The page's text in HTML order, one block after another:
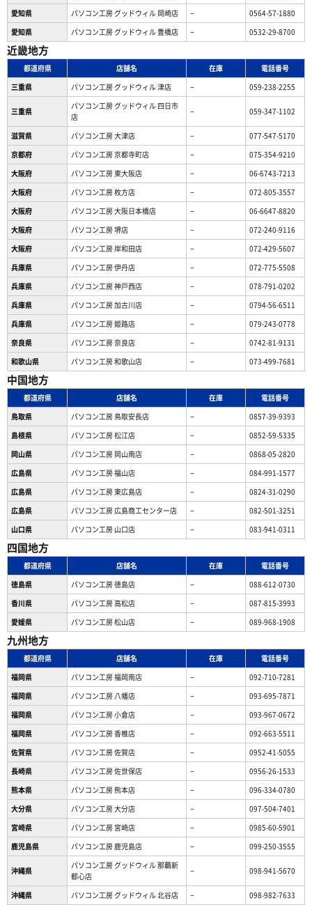
愛知県
パソコン工房 グッドウィル 岡崎店 −
0564-57-1880
愛知県
パソコン工房 グッドウィル 豊橋店 − 0532-29-8700
近畿地方
都道府県 店舗名 在庫
電話番号
三重県
パソコン工房 グッドウィル 津店 − 059-238-2255
三重県
パソコン工房 グッドウィル 四日市
店
− 059-347-1102
滋賀県 パソコン工房 大津店 −
077-547-5170
京都府
パソコン工房 京都寺町店 −
075-354-9210
大阪府
パソコン工房 東大阪店 −
06-6743-7213
大阪府
パソコン工房 枚方店 −
072-805-3557
大阪府
パソコン工房 大阪日本橋店 −
06-6647-8820
大阪府
パソコン工房 堺店 −
072-240-9116
大阪府
パソコン工房 岸和田店 −
072-429-5607
兵庫県
パソコン工房 伊丹店 −
072-775-5508
兵庫県
パソコン工房 神戸西店 −
078-791-0202
兵庫県
パソコン工房 加古川店 −
0794-56-6511
兵庫県
パソコン工房 姫路店 −
079-243-0778
奈良県
パソコン工房 奈良店 −
0742-81-9131
和歌山県
パソコン工房 和歌山店 − 073-499-7681
中国地方
都道府県 店舗名 在庫
電話番号
鳥取県
パソコン工房 鳥取安長店 −
0857-39-9393
島根県
パソコン工房 松江店 −
0852-59-5335
岡山県
パソコン工房 岡山南店 −
0868-05-2820
広島県
パソコン工房 福山店 −
084-991-1577
広島県
パソコン工房 東広島店 −
0824-31-0290
広島県
パソコン工房 広島商工センター店 −
082-501-3251
山口県
パソコン工房 山口店 − 083-941-0311
四国地方
都道府県 店舗名 在庫
電話番号
徳島県
パソコン工房 徳島店 −
088-612-0730
香川県
パソコン工房 高松店 −
087-815-3993
愛媛県
パソコン工房 松山店 − 089-968-1908
九州地方
都道府県 店舗名 在庫
電話番号
福岡県
パソコン工房 福岡南店 −
092-710-7281
福岡県
パソコン工房 八幡店 −
093-695-7871
福岡県
パソコン工房 小倉店 −
093-967-0672
福岡県
パソコン工房 香椎店 −
092-663-5511
佐賀県
パソコン工房 佐賀店 −
0952-41-5055
長崎県
パソコン工房 佐世保店 −
0956-26-1533
熊本県
パソコン工房 熊本店 −
096-334-0780
大分県
パソコン工房 大分店 −
097-504-7401
宮崎県
パソコン工房 宮崎店 −
0985-60-5901
鹿児島県
パソコン工房 鹿児島店 − 099-250-3555
沖縄県
パソコン工房 グッドウィル 那覇新
都心店
− 098-941-5670
沖縄県 パソコン工房 グッドウィル 北谷店 − 098-982-7633